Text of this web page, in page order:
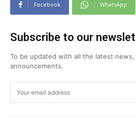
Facebook WhatsApp
Subscribe to our
To be updated with all the latest
announcements.